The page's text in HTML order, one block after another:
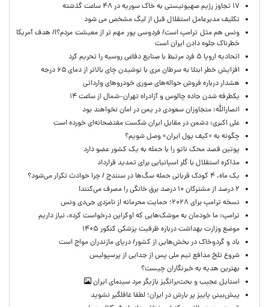
۱۷ تجاوز رژیم صهیونیستی به خاک سوریه در ۴۸ ساعت گذشته
تکلیف مدیرعامل استقلال قبل از لیگ مشخص می شود
ونس هم مثل ترامپ است/ فردوسی پور مهم تر از معیشت مردم؟!/ هدف آمریکا
خطرناک جلوه دادن ایران است
اتحادیه اروپا ۵ فرد مرتبط با صنایع دفاعی روسیه را تحریم کرد
افزایش خطر ابتلا به سرطان مری با نوشیدن چای بالاتر از دمای ۶۵ درجه
هشدار درباره فروش حواله‌های صوری خودروهای وارداتی
یکطرفه شدن جاده چالوس و آزادراه تهران–شمال از ساعت ۱۴
انصارالله: متجاوزان سعودی در یمن در امان نخواهند بود
علی اکبری: دشمن در مقابل ایران شکست مفتضحانه‌ای خورده است
چگونه به «کیف پول ایران» وصل شویم؟
پوتین قصد محک ناتو را با حمله به یک کشور عضو دارد
مذاکره استقلال با گلر اسپانیایی برای تمدید قرارداد
یک ماه، ۴ کودک قربانی حمله سگ‌ها در سنندج / چرا حوادث تکرار می‌شود؟
۲ درصد از مشترکان ۱۰ درصد برق خانگی را مصرف می‌کنند!
نسخه ترامپ برای ۲۰۲۸؛ حمایت محرمانه از نامزدی جی‌دی ونس
ترامپ: ما خودمان به موشک‌هایی که اوکراین درخواست کرده، نیاز داریم
موضع وزارت بهداشت درباره ظرفیت پزشکی کنکور ۱۴۰۵
باد و گردوخاک در بخش‌هایی از کشور/ دریای مازندران مواج است
شروع تلخ مدافع تیم ملی پس از جدایی از پرسپولیس
بهترین هدیه به خبرنگاران چیست؟
استایل عجیب و بحث‌برانگیز بازیگر مرد سینمای ایران
پیش‌بینی پاییز پر بارش در ایران؛ لطفا غافلگیر نشوید